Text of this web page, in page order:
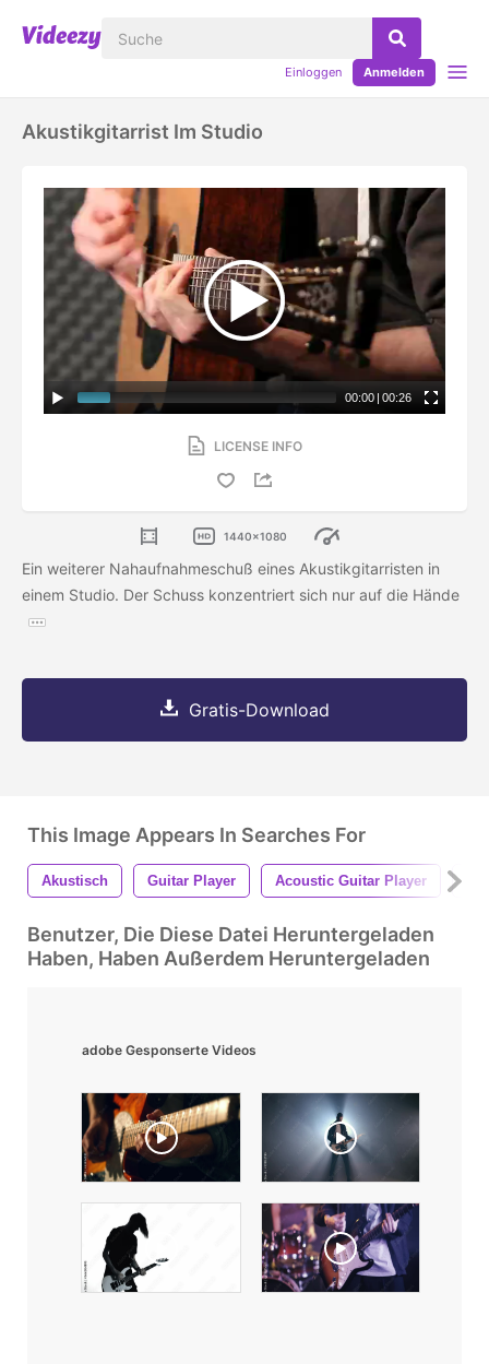
Einloggen Anmelden
Akustikgitarrist Im Studio
00:00 | 00:26
LICENSE INFO
1440x1080
Ein weiterer Nahaufnahmeschuß eines Akustikgitarristen in
einem Studio. Der Schuss konzentriert sich nur auf die Hände
Gratis-Download
This Image Appears In Searches For
Akustisch Guitar Player Acoustic Guitar Player
Benutzer, Die Diese Datei Heruntergeladen
Haben, Haben Außerdem Heruntergeladen
adobe Gesponserte Videos